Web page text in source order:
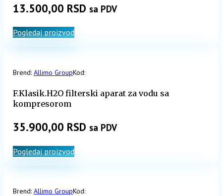
13.500,00 RSD sa PDV
Pogledaj proizvod
Brend:Allimo GroupKod:
F.Klasik.H2O filterski aparat za vodu sa
kompresorom
35.900,00 RSD sa PDV
Pogledaj proizvod
Brend:Allimo GroupKod: